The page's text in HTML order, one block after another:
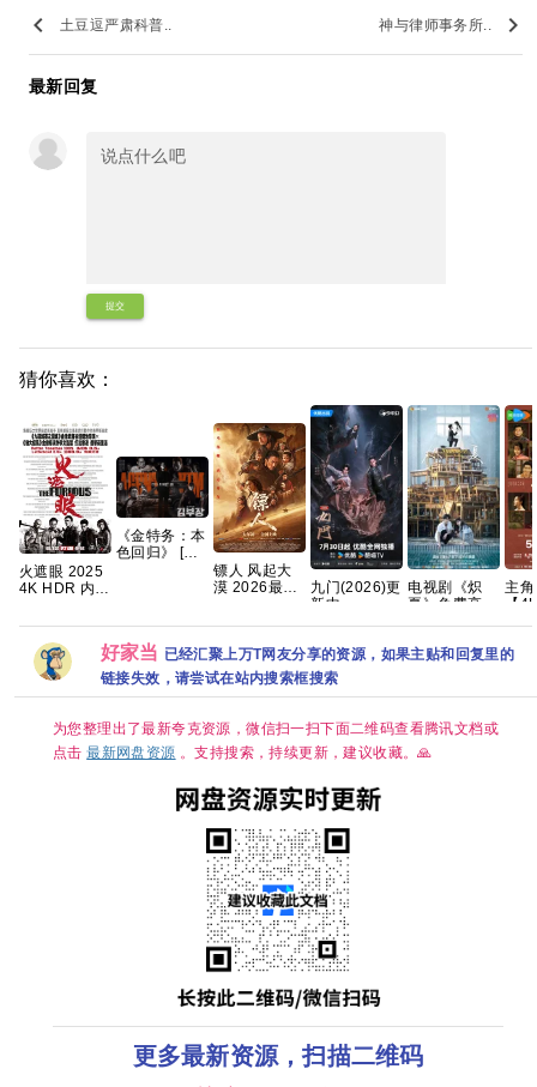
keyboard_arrow_left 土豆逗严肃科普.. 神与律师事务所.. keyboard_arrow_right
最新回复
提交
猜你喜欢：
火遮眼 2025
4K HDR 内封
分动作 【夸
克百度网盘
+】
《金特务：本
色回归》 [更
镖人 风起大
漠 2026最新
繁字幕
九门(2026)更
新中
资源][1GB集]
电视剧《炽
夏》免费高清
主
【
好家当 已经汇聚上万T网友分享的资源，如果主贴和回复里的
链接失效，请尝试在站内搜索框搜索
为您整理出了最新夸克资源，微信扫一扫下面二维码查看腾讯文档或
点击最新网盘资源 。支持搜索，持续更新，建议收藏。🙏
更多最新资源，扫描二维码